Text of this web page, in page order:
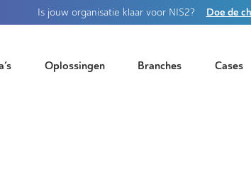
Is jouw organisatie klaar voor NIS2? Doe de
Oplossingen Branches Cases